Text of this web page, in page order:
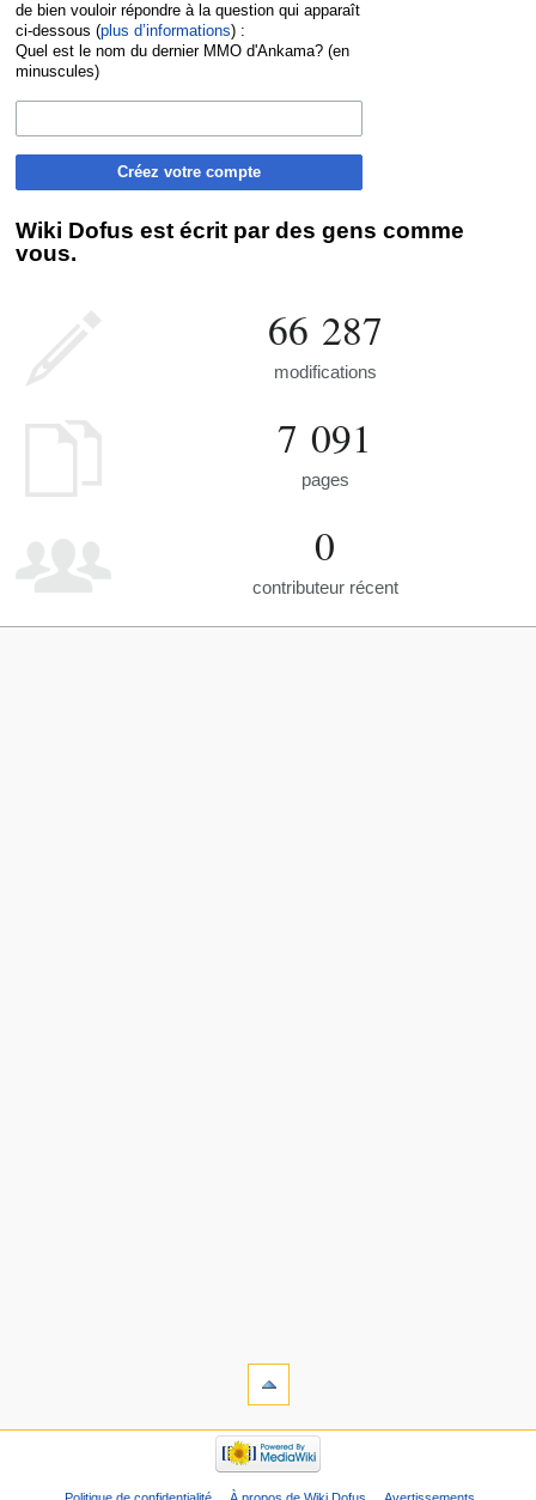
de bien vouloir répondre à la question qui apparaît
ci-dessous (plus d’informations) :
Quel est le nom du dernier MMO d'Ankama? (en
minuscules)
Créez votre compte
Wiki Dofus est écrit par des gens comme
vous.
66 287
modifications
7 091
pages
0
contributeur récent